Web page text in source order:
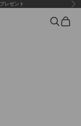
レゼント 次
検索カート